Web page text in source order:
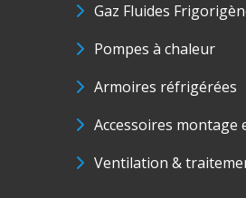
Gaz Fluides
Pompes à chaleur
Armoires réfrigérées
Accessoires montage
Ventilation &